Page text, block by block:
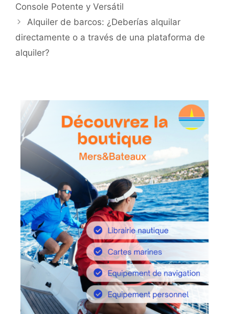
Console Potente y Versátil
Alquiler de barcos: ¿Deberías alquilar
directamente o a través de una plataforma de
alquiler?